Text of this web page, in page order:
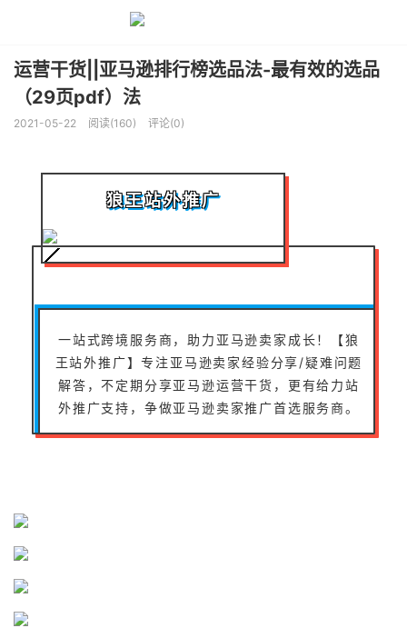
运营干货||亚马逊排行榜选品法-最有效的选品
（29页pdf）法
2021-05-22 阅读(160) 评论(0)
狼王站外推广
一站式跨境服务商，助力亚马逊卖家成长！【狼
王站外推广】专注亚马逊卖家经验分享/疑难问题
解答，不定期分享亚马逊运营干货，更有给力站
外推广支持，争做亚马逊卖家推广首选服务商。